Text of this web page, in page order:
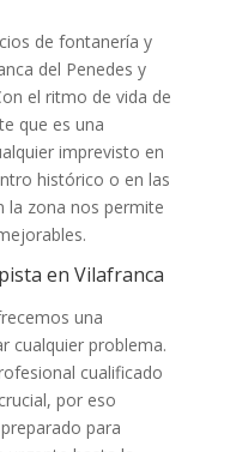
de fontanería y
del Penedes y
el ritmo de vida de
que es una
imprevisto en
histórico o en las
la zona nos permite
en Vilafranca
una
cualquier problema.
cualificado
por eso
para